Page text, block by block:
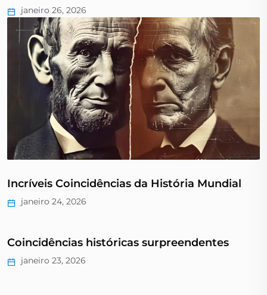
janeiro 26, 2026
Incríveis Coincidências da História Mundial
janeiro 24, 2026
Coincidências históricas surpreendentes
janeiro 23, 2026